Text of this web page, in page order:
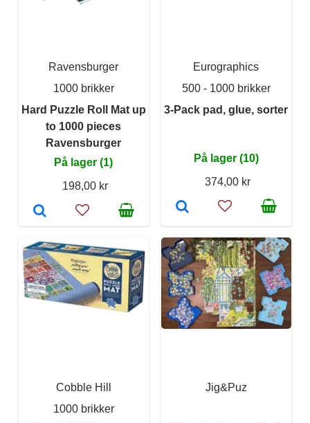
Ravensburger
1000 brikker
Hard Puzzle Roll Mat up
to 1000 pieces
Ravensburger
På lager (1)
198,00 kr
Eurographics
500 - 1000 brikker
3-Pack pad, glue, sorter
På lager (10)
374,00 kr
Cobble Hill
1000 brikker
Jig&Puz